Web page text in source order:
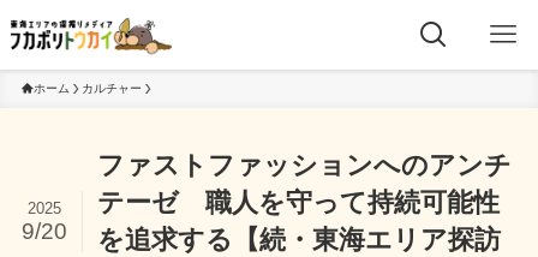
ホーム カルチャー
ファストファッションへのアンチ
テーゼ 職人を守って持続可能性
を追求する【続・東海エリア探訪
2025
9/20